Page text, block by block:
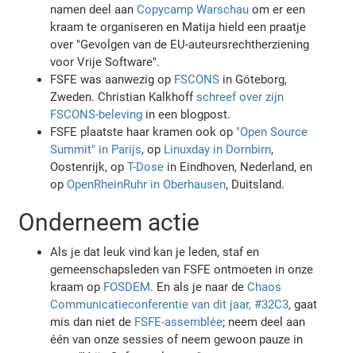
namen deel aanCopycamp Warschau om er een
kraam te organiseren en Matija hield een praatje
over "Gevolgen van de EU-auteursrechtherziening
voor Vrije Software".
FSFE was aanwezig op FSCONS in Göteborg,
Zweden. Christian Kalkhoffschreef over zijn
FSCONS-beleving in een blogpost.
FSFE plaatste haar kramen ook op "Open Source
Summit" in Parijs, op Linuxday in Dornbirn,
Oostenrijk, opT-Dose in Eindhoven, Nederland, en
opOpenRheinRuhr in Oberhausen, Duitsland.
Onderneem actie
Als je dat leuk vind kan je leden, staf en
gemeenschapsleden van FSFE ontmoeten in onze
kraam op FOSDEM. En als je naar deChaos
Communicatieconferentie van dit jaar, #32C3, gaat
mis dan niet de FSFE-assemblée; neem deel aan
één van onze sessies of neem gewoon pauze in